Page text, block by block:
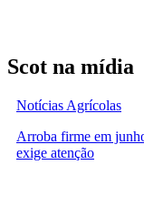
Scot na mídia
Notícias Agrícolas
Arroba firme em
exige atenção